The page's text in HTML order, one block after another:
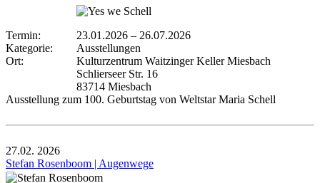
Termin: 23.01.2026 – 26.07.2026
Kategorie:
Ausstellungen
Ort:
Kulturzentrum Waitzinger Keller Miesbach
Schlierseer Str. 16
83714 Miesbach
Ausstellung zum 100. Geburtstag von Weltstar Maria Schell
27.02. 2026
Stefan Rosenboom | Augenwege